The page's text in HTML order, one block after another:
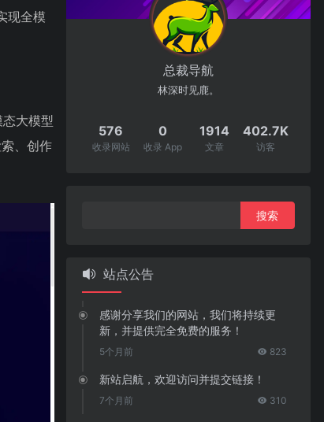
现全模
大模型
、创作
总裁导航
林深时见鹿。
576
收录网站
0
收录 App
1914
文章
402.7K
访客
站点公告
感谢分享我们的网站，我们将持续更
新，并提供完全免费的服务！
5个月前 823
新站启航，欢迎访问并提交链接！
7个月前 310